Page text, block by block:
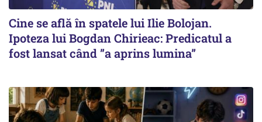
Cine se află în spatele lui Ilie Bolojan.
Ipoteza lui Bogdan Chirieac: Predicatul a
fost lansat când ”a aprins lumina”